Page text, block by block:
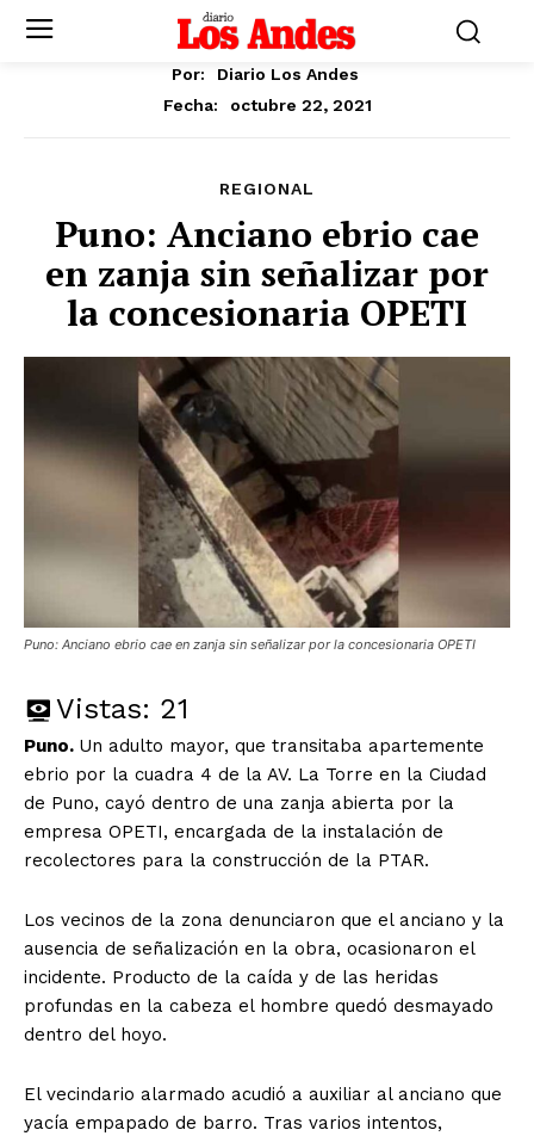
Por:
Diario Los Andes
Fecha:
octubre 22, 2021
REGIONAL
Puno: Anciano ebrio cae
en zanja sin señalizar por
la concesionaria OPETI
Puno: Anciano ebrio cae en zanja sin señalizar por la concesionaria OPETI
Vistas: 21
Puno. Un adulto mayor, que transitaba apartemente
ebrio por la cuadra 4 de la AV. La Torre en la Ciudad
de Puno, cayó dentro de una zanja abierta por la
empresa OPETI, encargada de la instalación de
recolectores para la construcción de la PTAR.
Los vecinos de la zona denunciaron que el anciano y la
ausencia de señalización en la obra, ocasionaron el
incidente. Producto de la caída y de las heridas
profundas en la cabeza el hombre quedó desmayado
dentro del hoyo.
El vecindario alarmado acudió a auxiliar al anciano que
yacía empapado de barro. Tras varios intentos,